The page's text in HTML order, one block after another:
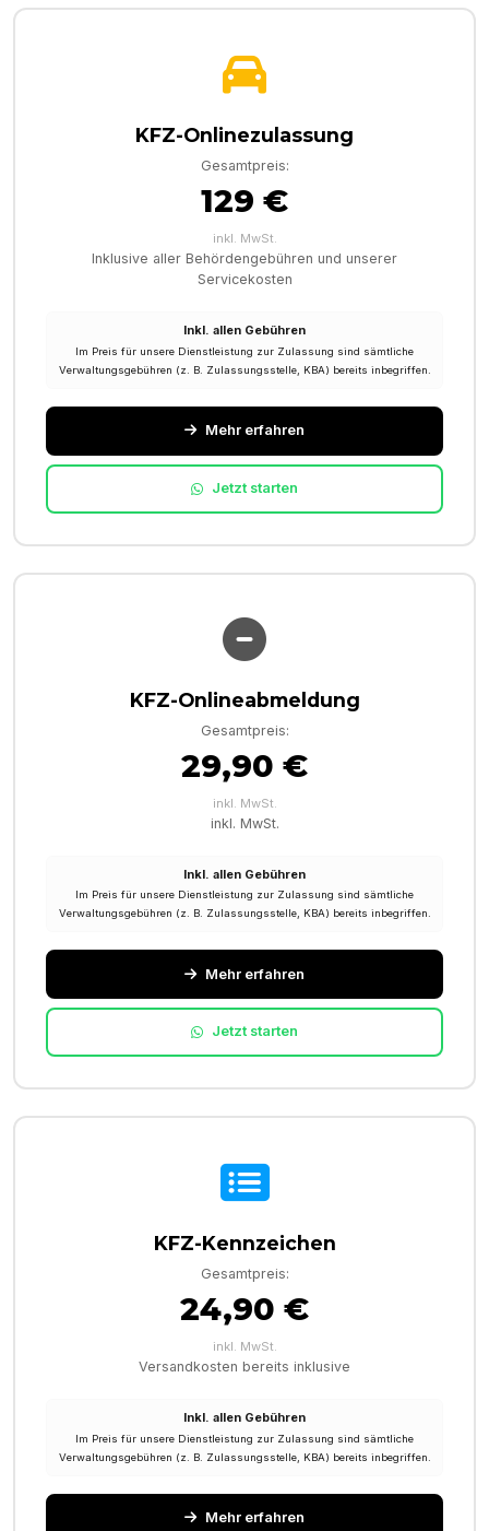
KFZ-Onlinezulassung
Gesamtpreis:
129 €
inkl. MwSt.
Inklusive aller Behördengebühren und unserer
Servicekosten
Inkl. allen Gebühren
Im Preis für unsere Dienstleistung zur Zulassung sind sämtliche
Verwaltungsgebühren (z. B. Zulassungsstelle, KBA) bereits inbegriffen.
Mehr erfahren
Jetzt starten
KFZ-Onlineabmeldung
Gesamtpreis:
29,90 €
inkl. MwSt.
inkl. MwSt.
Inkl. allen Gebühren
Im Preis für unsere Dienstleistung zur Zulassung sind sämtliche
Verwaltungsgebühren (z. B. Zulassungsstelle, KBA) bereits inbegriffen.
Mehr erfahren
Jetzt starten
KFZ-Kennzeichen
Gesamtpreis:
24,90 €
inkl. MwSt.
Versandkosten bereits inklusive
Inkl. allen Gebühren
Im Preis für unsere Dienstleistung zur Zulassung sind sämtliche
Verwaltungsgebühren (z. B. Zulassungsstelle, KBA) bereits inbegriffen.
Mehr erfahren